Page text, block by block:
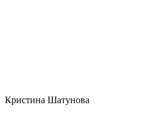
Кристина Шатунова